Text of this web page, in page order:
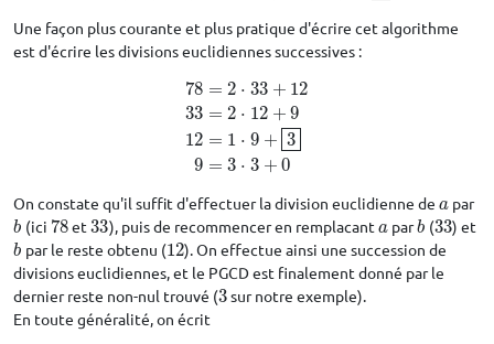
Une façon plus courante et plus pratique d'écrire cet algorithme
est d'écrire les divisions euclidiennes successives :
78
33
12
9
= 2 ⋅ 33 + 12
= 2 ⋅ 12 + 9
= 1 ⋅ 9 + 3
= 3 ⋅ 3 + 0
33=2⋅
On constate qu'il suffit d'effectuer la division euclidienne de a
a par
b
b (ici 78
78et33
33), puis de recommencer en remplacant a
a parb
b (33
33) et
b
b par le reste obtenu (12
12). On effectue ainsi une succession de
divisions euclidiennes, et le PGCD est finalement donné par le
dernier reste non-nul trouvé (3
3sur notre exemple).
En toute généralité, on écrit